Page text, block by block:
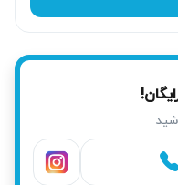
خدمات تعمیر جاروبرقی در
شما زمان و هزینه حمل
تکنسین‌های متعهد باعث
ممکن می‌شود. این خدمت
مجاور بسیار کارآمد